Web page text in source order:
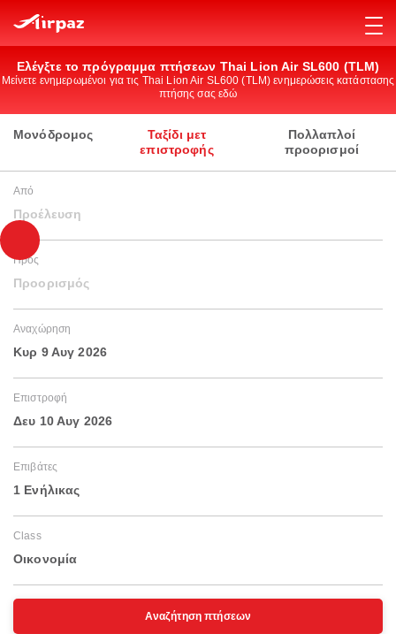
Ελέγξτε το πρόγραμμα πτήσεων Thai Lion Air SL600 (TLM)
Μείνετε ενημερωμένοι για τις Thai Lion Air SL600 (TLM) ενημερώσεις κατάστασης
πτήσης σας εδώ
Μονόδρομος
Ταξίδι μετ
επιστροφής
Πολλαπλοί
προορισμοί
Από
Προέλευση
Προς
Προορισμός
Αναχώρηση
Κυρ 9 Αυγ 2026
Επιστροφή
Δευ 10 Αυγ 2026
Επιβάτες
1 Ενήλικας
Class
Οικονομία
Αναζήτηση πτήσεων